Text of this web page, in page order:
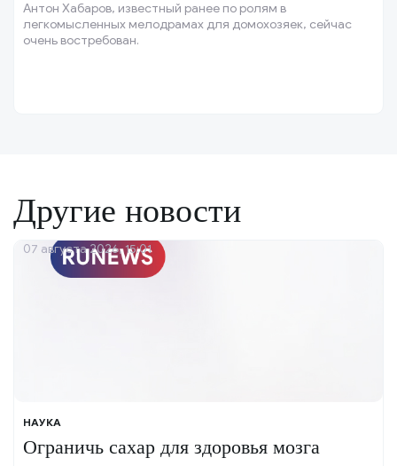
Антон Хабаров, известный ранее по ролям в
легкомысленных мелодрамах для домохозяек, сейчас
очень востребован.
Другие новости
НАУКА
Ограничь сахар для здоровья мозга
07 августа 2026, 15:01